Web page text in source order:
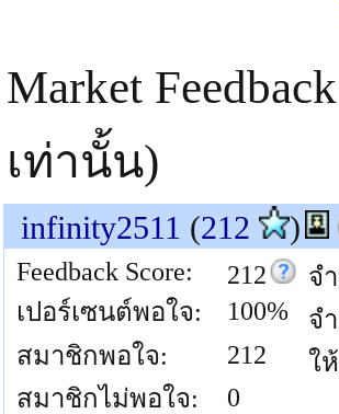
Market
เท่านั้น)
infinity2511 (212 )
Feedback Score:
212
เปอร์เซนต์พอใจ:
100%
สมาชิกพอใจ:
212
สมาชิกไม่พอใจ:
0
จ
จ
ใ